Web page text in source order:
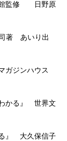
館監修 日野原
著 あいり出
ガジンハウス
かる』 世界文
る』 大久保信子